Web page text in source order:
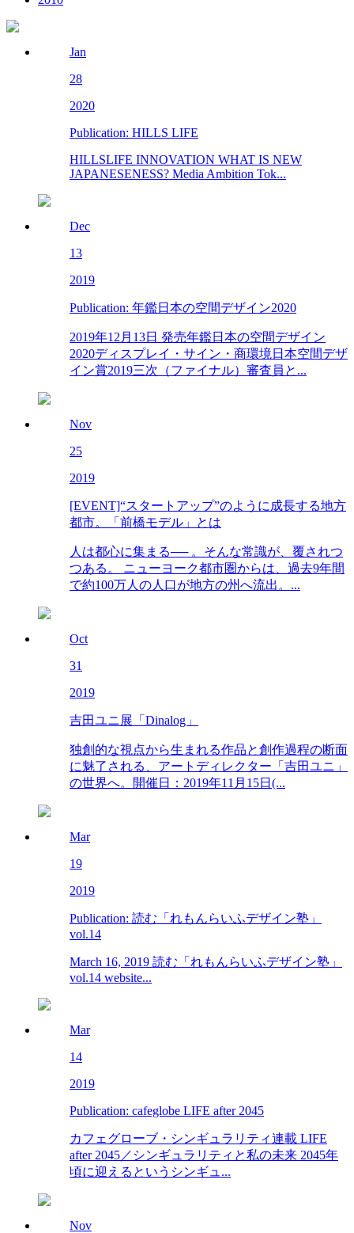
Jan
28
2020
Publication: HILLS LIFE
HILLSLIFE INNOVATION WHAT IS NEW
JAPANESENESS? Media Ambition Tok...
Dec
13
2019
Publication: 年鑑日本の空間デザイン2020
2019年12月13日 発売年鑑日本の空間デザイン
2020ディスプレイ・サイン・商環境日本空間デザ
イン賞2019三次（ファイナル）審査員と...
Nov
25
2019
[EVENT]“スタートアップ”のように成長する地方
都市。「前橋モデル」とは
人は都心に集まる── 。そんな常識が、覆されつ
つある。 ニューヨーク都市圏からは、過去9年間
で約100万人の人口が地方の州へ流出。...
Oct
31
2019
吉田ユニ展「Dinalog」
独創的な視点から生まれる作品と創作過程の断面
に魅了される、アートディレクター「吉田ユニ」
の世界へ。開催日：2019年11月15日(...
Mar
19
2019
Publication: 読む「れもんらいふデザイン塾」
vol.14
March 16, 2019 読む「れもんらいふデザイン塾」
vol.14 website...
Mar
14
2019
Publication: cafeglobe LIFE after 2045
カフェグローブ・シンギュラリティ連載 LIFE
after 2045／シンギュラリティと私の未来 2045年
頃に迎えるというシンギュ...
Nov